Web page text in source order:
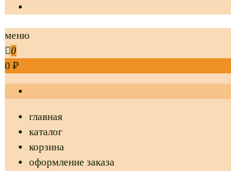
меню
0
0 ₽
главная
каталог
корзина
оформление заказа